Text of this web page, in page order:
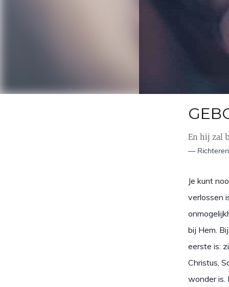
En hij zal
—
Je kunt
verlossen
bij Hem.
eerste is:
Christus,
wonder is.